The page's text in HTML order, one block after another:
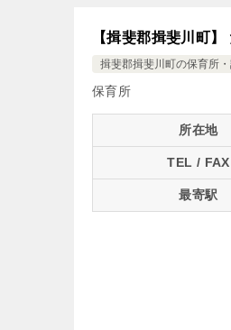
【揖斐郡揖斐川町
揖斐郡揖斐川町の保育所
保育所
所在地
TEL / FAX
最寄駅